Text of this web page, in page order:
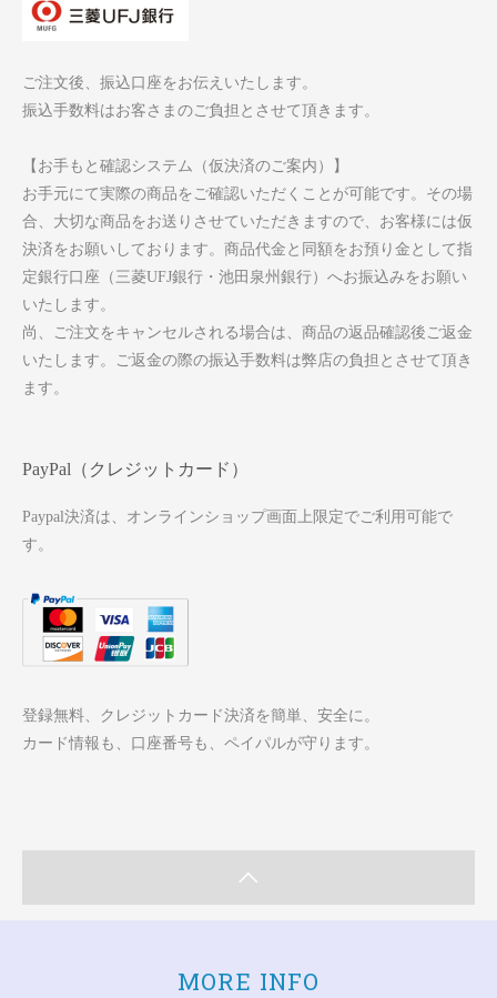
ご注文後、振込口座をお伝えいたします。
振込手数料はお客さまのご負担とさせて頂きます。
【お手もと確認システム（仮決済のご案内）】
お手元にて実際の商品をご確認いただくことが可能です。その場
合、大切な商品をお送りさせていただきますので、お客様には仮
決済をお願いしております。商品代金と同額をお預り金として指
定銀行口座（三菱UFJ銀行・池田泉州銀行）へお振込みをお願い
いたします。
尚、ご注文をキャンセルされる場合は、商品の返品確認後ご返金
いたします。ご返金の際の振込手数料は弊店の負担とさせて頂き
ます。
PayPal（クレジットカード）
Paypal決済は、オンラインショップ画面上限定でご利用可能で
す。
登録無料、クレジットカード決済を簡単、安全に。
カード情報も、口座番号も、ペイパルが守ります。
MORE INFO